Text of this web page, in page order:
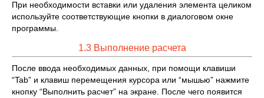
При необходимости вставки или удаления элемента целиком
используйте соответствующие кнопки в диалоговом окне
программы.
1.3 Выполнение расчета
После ввода необходимых данных, при помощи клавиши
“Tab” и клавиш перемещения курсора или “мышью” нажмите
кнопку “Выполнить расчет” на экране. После чего появится